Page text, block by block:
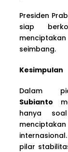
Presiden
siap
seimbang.
Kesimpulan
Dalam
Subianto
hanya
pilar